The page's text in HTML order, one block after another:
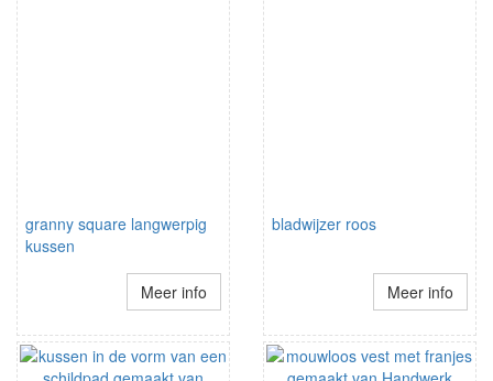
granny square langwerpig
kussen
Meer info
bladwijzer roos
Meer info